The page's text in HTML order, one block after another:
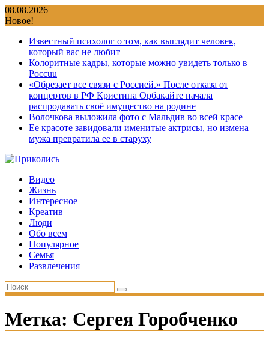
Перейти
к
08.08.2026
Новое!
Известный психолог о том, как выглядит человек,
который вас не любит
Колоритные кадры, которые можно увидеть только в
Россuu
«Обрезает все связи с Россией.» После отказа от
концертов в РФ Кристина Орбакайте начала
распродавать своё имущество на родине
Волочкова выложила фото с Мальдив во всей красе
Ее красоте завидовали именитые актрисы, но измена
мужа превратила ее в старуху
Видео
Жизнь
Интересное
Креатив
Люди
Обо всем
Популярное
Семья
Развлечения
Метка: Сергея Горобченко